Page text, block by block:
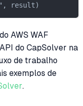
result)
AWS WAF
do CapSolver na
de trabalho
exemplos de
.